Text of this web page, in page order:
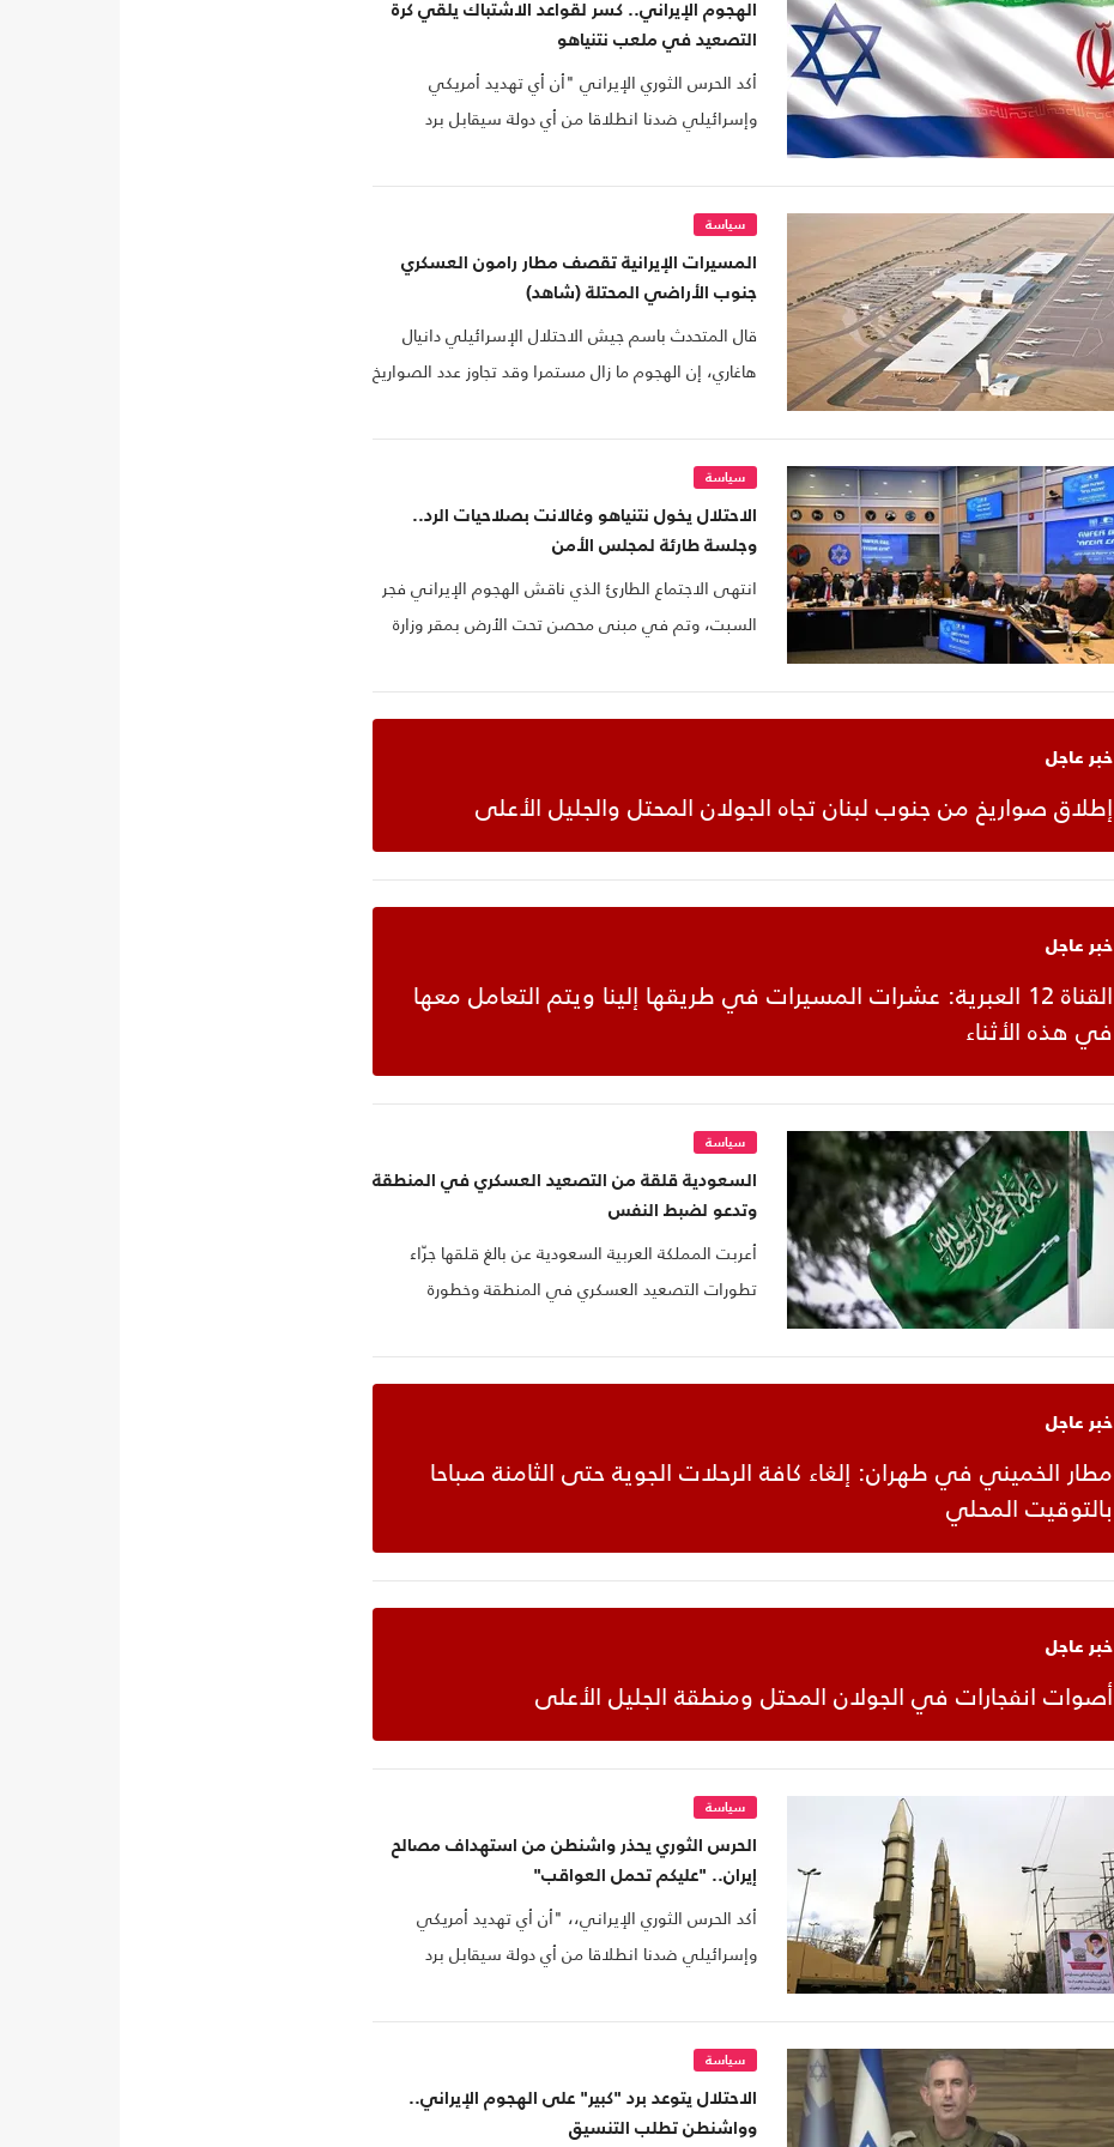
الهجوم الإيراني.. كسر لقواعد الاشتباك يلقي كرة
التصعيد في ملعب نتنياهو
أكد الحرس الثوري الإيراني "أن أي تهديد أمريكي
وإسرائيلي ضدنا انطلاقا من أي دولة سيقابل برد
سياسة
المسيرات الإيرانية تقصف مطار رامون العسكري
جنوب الأراضي المحتلة (شاهد)
قال المتحدث باسم جيش الاحتلال الإسرائيلي دانيال
هاغاري، إن الهجوم ما زال مستمرا وقد تجاوز عدد الصواريخ
سياسة
الاحتلال يخول نتنياهو وغالانت بصلاحيات الرد..
وجلسة طارئة لمجلس الأمن
انتهى الاجتماع الطارئ الذي ناقش الهجوم الإيراني فجر
السبت، وتم في مبنى محصن تحت الأرض بمقر وزارة
خبر عاجل
‫إطلاق صواريخ من جنوب لبنان تجاه الجولان المحتل والجليل الأعلى‬
خبر عاجل
‫القناة 12 العبرية: عشرات المسيرات في طريقها إلينا ويتم التعامل معها
في هذه الأثناء‬
سياسة
السعودية قلقة من التصعيد العسكري في المنطقة
وتدعو لضبط النفس
أعربت المملكة العربية السعودية عن بالغ قلقها جرّاء
تطورات التصعيد العسكري في المنطقة وخطورة
خبر عاجل
‫مطار الخميني في طهران: إلغاء كافة الرحلات الجوية حتى الثامنة صباحا
بالتوقيت المحلي‬
خبر عاجل
‫أصوات انفجارات في الجولان المحتل ومنطقة الجليل الأعلى‬
سياسة
الحرس الثوري يحذر واشنطن من استهداف مصالح
إيران.. "عليكم تحمل العواقب"
أكد الحرس الثوري الإيراني،، "أن أي تهديد أمريكي
وإسرائيلي ضدنا انطلاقا من أي دولة سيقابل برد
سياسة
الاحتلال يتوعد برد "كبير" على الهجوم الإيراني..
وواشنطن تطلب التنسيق